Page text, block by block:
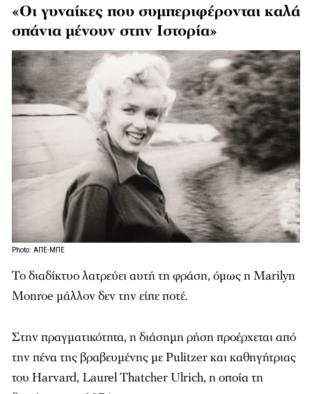
«Οι γυναίκες που συμπεριφέρονται καλά
σπάνια μένουν στην Ιστορία»
Photo: ΑΠΕ-ΜΠΕ
Το διαδίκτυο λατρεύει αυτή τη φράση, όμως η Marilyn
Monroe μάλλον δεν την είπε ποτέ.
Στην πραγματικότητα, η διάσημη ρήση προέρχεται από
την πένα της βραβευμένης με Pulitzer και καθηγήτριας
του Harvard, Laurel Thatcher Ulrich, η οποία τη